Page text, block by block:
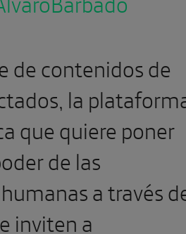
de contenidos de
la
que quiere poner
de las
a través
inviten a